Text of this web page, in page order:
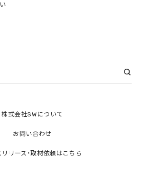
株式会社SWについて
お問い合わせ
リリース・取材依頼はこちら